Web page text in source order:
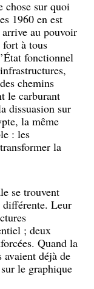
chose sur quoi
1960 en est
arrive au pouvoir
à tous
fonctionnel
chemins
le carburant
dissuasion sur
la même
: les
la
se trouvent
différente. Leur
; deux
Quand la
avaient déjà de
le graphique